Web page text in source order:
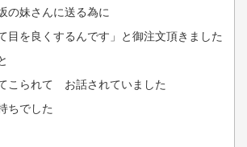
の妹さんに送る為に
目を良くするんです」と御注文頂きました
こられて お話されていました
ちでした